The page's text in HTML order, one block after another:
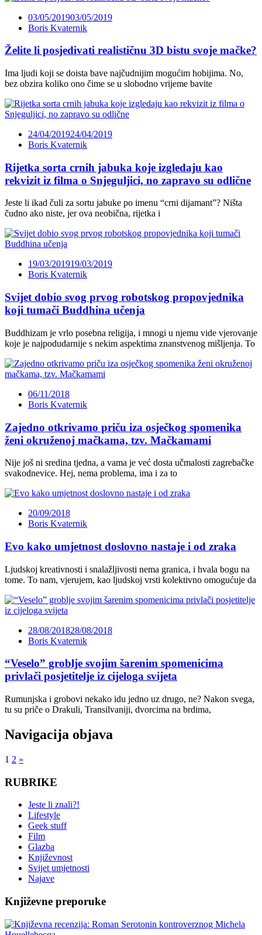
03/05/201903/05/2019
Boris Kvaternik
Želite li posjedivati realističnu 3D bistu svoje mačke?
Ima ljudi koji se doista bave najčudnijim mogućim hobijima. No,
bez obzira koliko ono čime se u slobodno vrijeme bavite
24/04/201924/04/2019
Boris Kvaternik
Rijetka sorta crnih jabuka koje izgledaju kao
rekvizit iz filma o Snjeguljici, no zapravo su odlične
Jeste li ikad čuli za sortu jabuke po imenu “crni dijamant”? Ništa
čudno ako niste, jer ova neobična, rijetka i
19/03/201919/03/2019
Boris Kvaternik
Svijet dobio svog prvog robotskog propovjednika
koji tumači Buddhina učenja
Buddhizam je vrlo posebna religija, i mnogi u njemu vide vjerovanje
koje je najpodudarnije s nekim aspektima znanstvenog mišljenja. To
06/11/2018
Boris Kvaternik
Zajedno otkrivamo priču iza osječkog spomenika
ženi okruženoj mačkama, tzv. Mačkamami
Nije još ni sredina tjedna, a vama je već dosta učmalosti zagrebačke
svakodnevice. Hej, nema problema, ima i za to
20/09/2018
Boris Kvaternik
Evo kako umjetnost doslovno nastaje i od zraka
Ljudskoj kreativnosti i snalažljivosti nema granica, i hvala bogu na
tome. To nam, vjerujem, kao ljudskoj vrsti kolektivno omogućuje da
28/08/201828/08/2018
Boris Kvaternik
“Veselo” groblje svojim šarenim spomenicima
privlači posjetitelje iz cijeloga svijeta
Rumunjska i grobovi nekako idu jedno uz drugo, ne? Nakon svega,
tu su priče o Drakuli, Transilvaniji, dvorcima na brdima,
Navigacija objava
1 2 »
RUBRIKE
Jeste li znali?!
Lifestyle
Geek stuff
Film
Glazba
Književnost
Svijet umjetnosti
Najave
Književne preporuke